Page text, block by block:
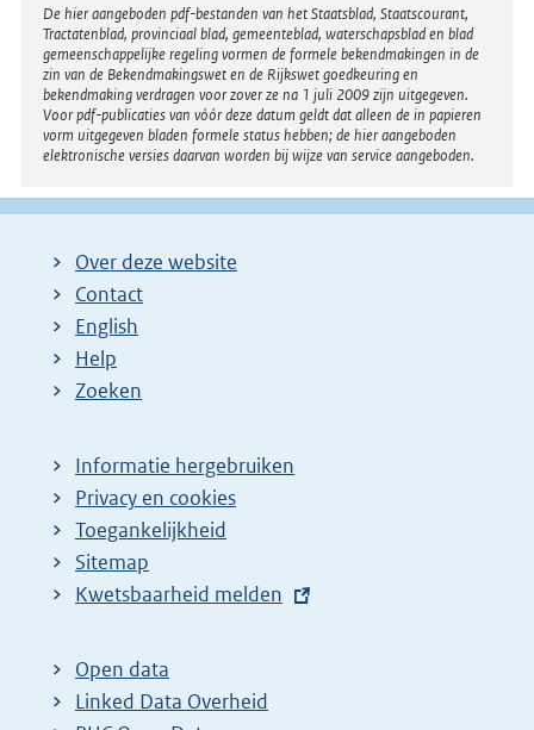
Disclaimer
De hier aangeboden pdf-bestanden van het Staatsblad, Staatscourant,
Tractatenblad, provinciaal blad, gemeenteblad, waterschapsblad en blad
gemeenschappelijke regeling vormen de formele bekendmakingen in de
zin van de Bekendmakingswet en de Rijkswet goedkeuring en
bekendmaking verdragen voor zover ze na 1 juli 2009 zijn uitgegeven.
Voor pdf-publicaties van vóór deze datum geldt dat alleen de in papieren
vorm uitgegeven bladen formele status hebben; de hier aangeboden
elektronische versies daarvan worden bij wijze van service aangeboden.
Over deze website
Contact
English
Help
Zoeken
Informatie hergebruiken
Privacy en cookies
Toegankelijkheid
Sitemap
E
t
e
r
Kwetsbaarheid melden
Open data
Linked Data Overheid